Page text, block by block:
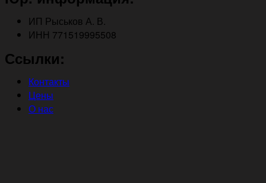
ИП Рыськов А. В.
ИНН 771519995508
Ссылки:
Контакты
Цены
О нас